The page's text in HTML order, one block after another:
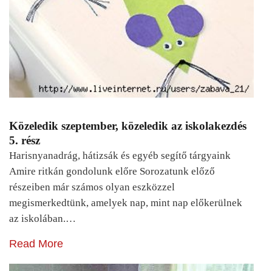
Közeledik szeptember, közeledik az iskolakezdés
5. rész
Harisnyanadrág, hátizsák és egyéb segítő tárgyaink
Amire ritkán gondolunk előre Sorozatunk előző
részeiben már számos olyan eszközzel
megismerkedtünk, amelyek nap, mint nap előkerülnek
az iskolában.…
Read More